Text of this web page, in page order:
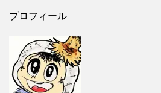
プロフィール